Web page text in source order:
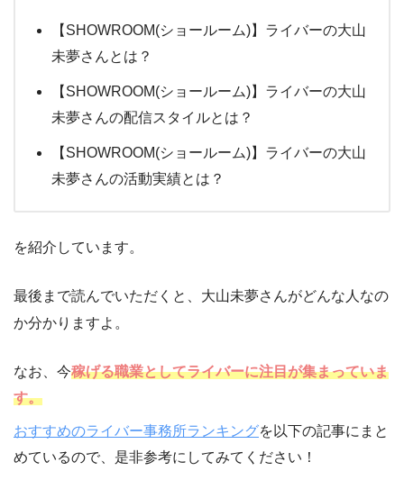
【SHOWROOM(ショールーム)】ライバーの大山
未夢さんとは？
【SHOWROOM(ショールーム)】ライバーの大山
未夢さんの配信スタイルとは？
【SHOWROOM(ショールーム)】ライバーの大山
未夢さんの活動実績とは？
を紹介しています。
最後まで読んでいただくと、大山未夢さんがどんな人なの
か分かりますよ。
なお、今稼げる職業としてライバーに注目が集まっていま
す。
おすすめのライバー事務所ランキングを以下の記事にまと
めているので、是非参考にしてみてください！